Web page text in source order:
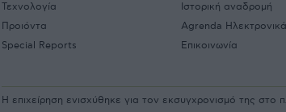
Τεχνολογία
Προιόντα
Special Reports
Ιστορική αναδρομή
Agrenda Ηλεκτρονικά
Επικοινωνία
Η επιχείρηση ενισχύθηκε για τον εκσυγχρονισμό της